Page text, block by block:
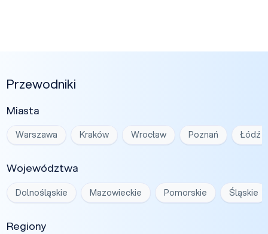
Przewodniki
Miasta
Warszawa Kraków Wrocław Poznań Łódź
Województwa
Dolnośląskie Mazowieckie Pomorskie Śląskie
Regiony